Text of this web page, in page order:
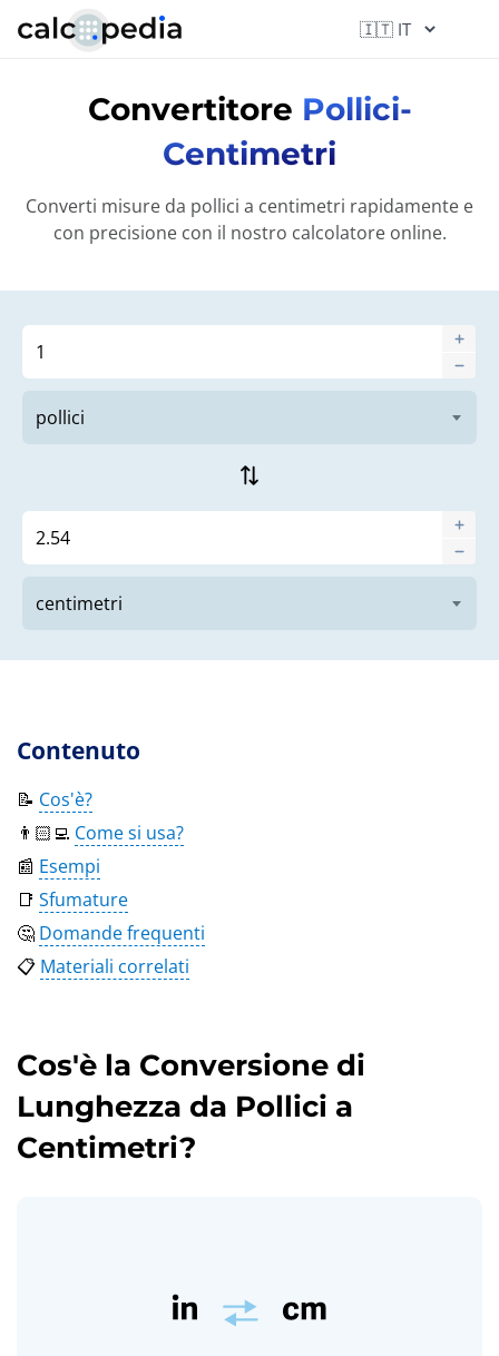
Convertitore Pollici-
Centimetri
Converti misure da pollici a centimetri rapidamente e
con precisione con il nostro calcolatore online.
sync_alt
Contenuto
📝 Cos'è?
👨🏻‍💻 Come si usa?
📰 Esempi
📑 Sfumature
🤔 Domande frequenti
📋 Materiali correlati
Cos'è la Conversione di
Lunghezza da Pollici a
Centimetri?